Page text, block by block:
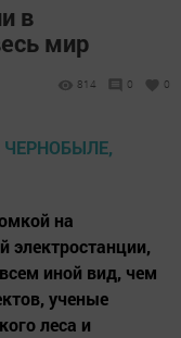
в
мир
814 0 0
на
электростанции,
иной вид, чем
ученые
леса и